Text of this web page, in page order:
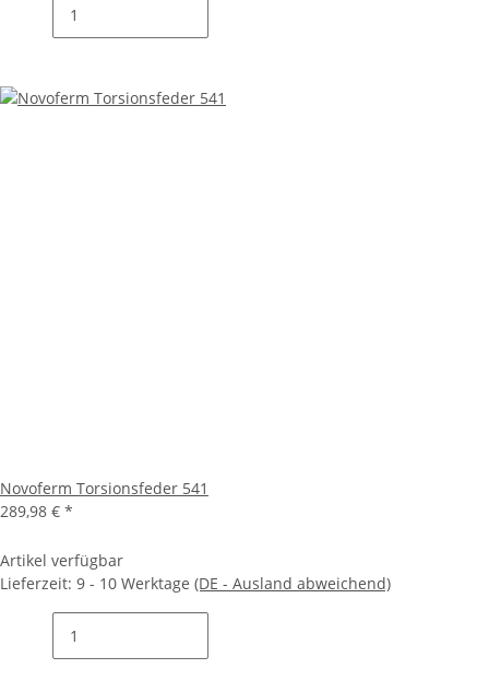
Novoferm Torsionsfeder 541
289,98 € *
Artikel verfügbar
Lieferzeit: 9 - 10 Werktage (DE - Ausland abweichend)